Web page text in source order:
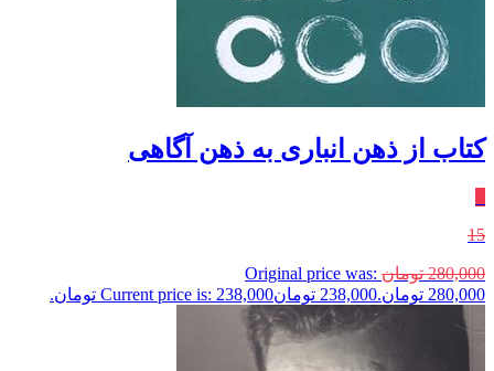
کتاب از ذهن‌ انباری به ذهن‌ آگاهی
15
280,000 تومان Original price was:
280,000 تومان.
238,000 تومانCurrent price is: 238,000 تومان.